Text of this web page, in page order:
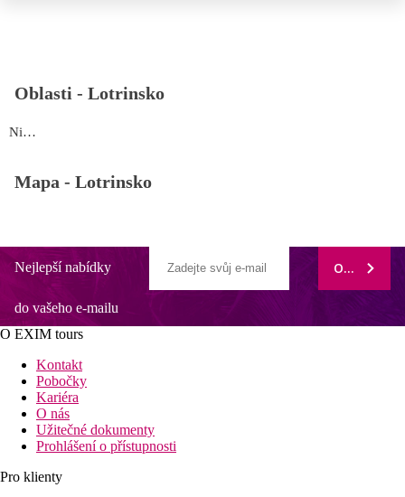
Oblasti - Lotrinsko
Niderhoff
Mapa - Lotrinsko
Nejlepší nabídky
do vašeho e-mailu
ODEBÍRAT
O EXIM tours
Kontakt
Pobočky
Kariéra
O nás
Užitečné dokumenty
Prohlášení o přístupnosti
Pro klienty